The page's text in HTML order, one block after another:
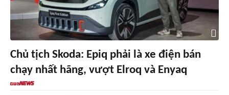
Chủ tịch Skoda: Epiq phải là xe điện bán
chạy nhất hãng, vượt Elroq và Enyaq